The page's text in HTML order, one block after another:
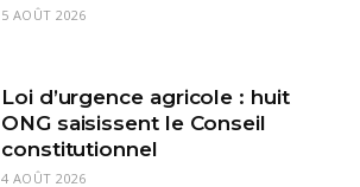
5 AOÛT 2026
Loi d’urgence agricole : huit
ONG saisissent le Conseil
constitutionnel
4 AOÛT 2026